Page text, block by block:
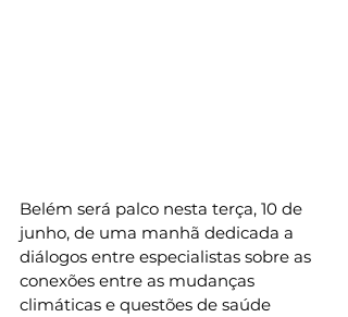
Belém será palco nesta terça, 10 de
junho, de uma manhã dedicada a
diálogos entre especialistas sobre as
conexões entre as mudanças
climáticas e questões de saúde